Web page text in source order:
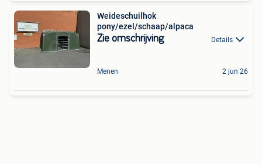
Weideschuilhok
pony/ezel/schaap/alpaca
Zie omschrijving Details
Menen 2 jun 26